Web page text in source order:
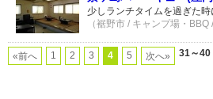
少しランチタイムを過ぎた
（裾野市 / キャンプ場・BBQ
«前へ 1 2 3 4 5 次へ» 31～40